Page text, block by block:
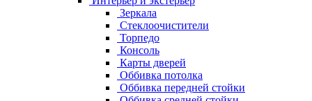
Зеркала
Стеклоочистители
Торпедо
Консоль
Карты дверей
Оббивка потолка
Оббивка передней стойки